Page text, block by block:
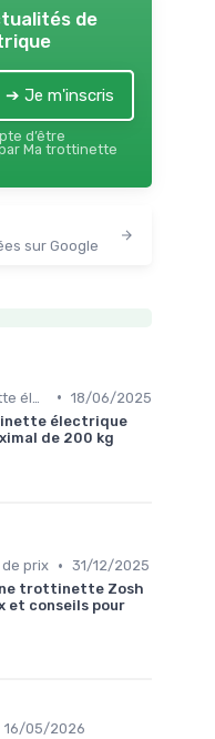
de
➔ Je m'inscris
d’être
Ma trottinette
sur Google
• 18/06/2025
électrique
de 200 kg
prix • 31/12/2025
trottinette Zosh
et conseils pour
16/05/2026